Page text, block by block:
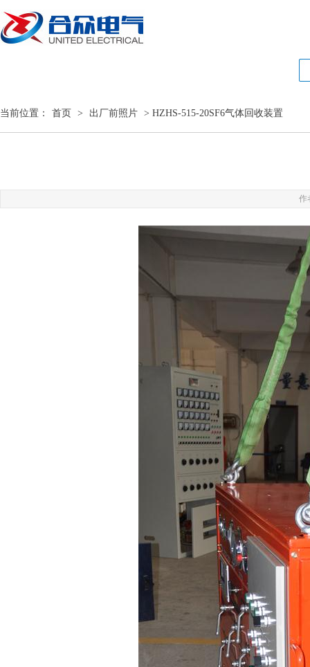
当前位置： 首页 > 出厂前照片 > HZHS-515-20SF6气体回收装置
作